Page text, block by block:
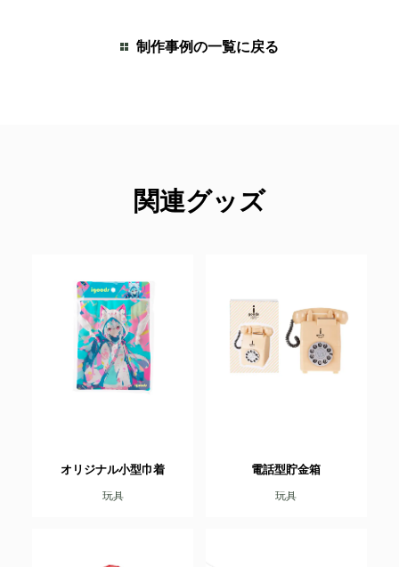
制作事例の一覧に戻る
関連グッズ
オリジナル小型巾着
玩具
電話型貯金箱
玩具